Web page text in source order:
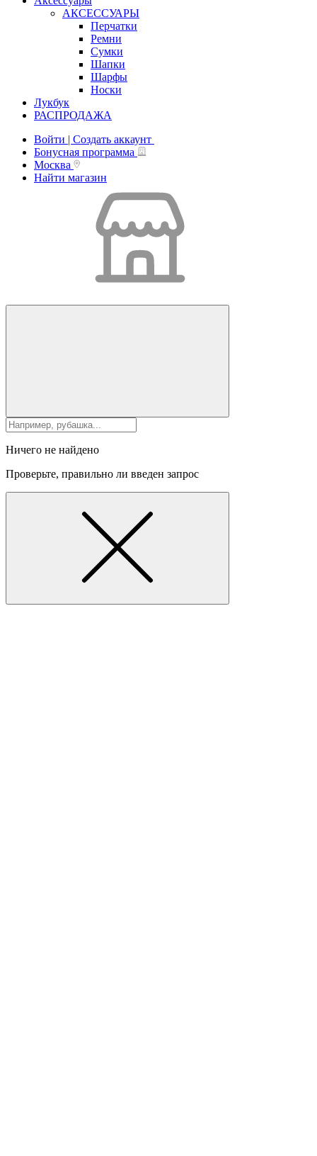
АКСЕССУАРЫ
Перчатки
Ремни
Сумки
Шапки
Шарфы
Носки
Лукбук
РАСПРОДАЖА
Войти | Создать аккаунт
Бонусная программа
Москва
Найти магазин
Ничего не найдено
Проверьте, правильно ли введен запрос